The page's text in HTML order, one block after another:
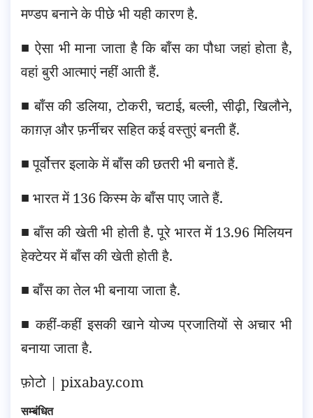
मण्डप बनाने के पीछे भी यही कारण है.
■ ऐसा भी माना जाता है कि बाँस का पौधा जहां होता है,
वहां बुरी आत्माएं नहीं आती हैं.
■ बाँस की डलिया, टोकरी, चटाई, बल्ली, सीढ़ी, खिलौने,
काग़ज़ और फ़र्नीचर सहित कई वस्तुएं बनती हैं.
■ पूर्वोत्तर इलाके में बाँस की छतरी भी बनाते हैं.
■ भारत में 136 किस्म के बाँस पाए जाते हैं.
■ बाँस की खेती भी होती है. पूरे भारत में 13.96 मिलियन
हेक्टेयर में बाँस की खेती होती है.
■ बाँस का तेल भी बनाया जाता है.
■ कहीं-कहीं इसकी खाने योज्य प्रजातियों से अचार भी
बनाया जाता है.
फ़ोटो | pixabay.com
सम्बंधित